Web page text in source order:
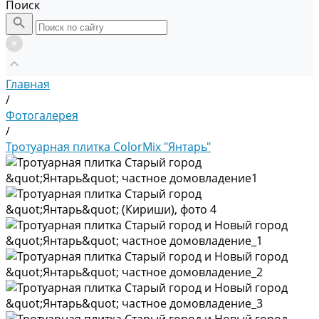
Поиск
Главная
/
Фотогалерея
/
Тротуарная плитка ColorMix "Янтарь"